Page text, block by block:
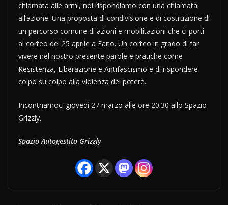
chiamata alle armi, noi rispondiamo con una chiamata
all’azione. Una proposta di condivisione e di costruzione di
un percorso comune di azioni e mobilitazioni che ci porti
al corteo del 25 aprile a Fano. Un corteo in grado di far
vivere nel nostro presente parole e pratiche come
Resistenza, Liberazione e Antifascismo e di rispondere
colpo su colpo alla violenza del potere.
Incontriamoci giovedì 27 marzo alle ore 20:30 allo Spazio
Grizzly.
Spazio Autogestito Grizzly